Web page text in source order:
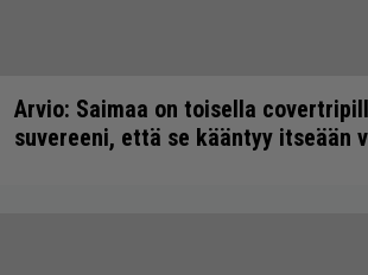
Arvio: Saimaa on toisella
suvereeni, että se kääntyy itseään